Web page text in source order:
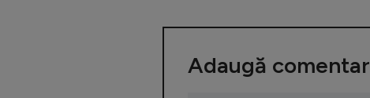
Adaugă